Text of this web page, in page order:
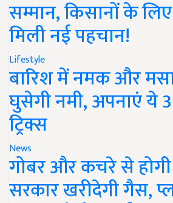
सम्मान, किसानों के
मिली नई पहचान!
Lifestyle
बारिश में नमक और
घुसेगी नमी, अपनाएं ये
ट्रिक्स
News
गोबर और कचरे से
सरकार खरीदेगी गैस,